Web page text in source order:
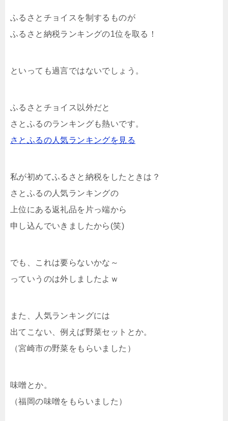
ふるさとチョイスを制するものが
ふるさと納税ランキングの1位を取る！
といっても過言ではないでしょう。
ふるさとチョイス以外だと
さとふるのランキングも熱いです。
さとふるの人気ランキングを見る
私が初めてふるさと納税をしたときは？
さとふるの人気ランキングの
上位にある返礼品を片っ端から
申し込んでいきましたから(笑)
でも、これは要らないかな～
っていうのは外しましたよｗ
また、人気ランキングには
出てこない、例えば野菜セットとか。
（宮崎市の野菜をもらいました）
味噌とか。
（福岡の味噌をもらいました）